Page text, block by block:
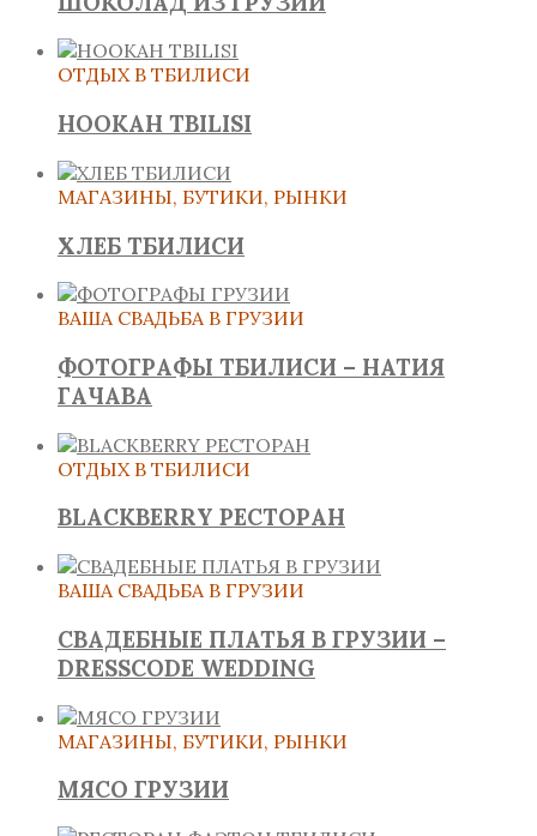
ОТДЫХ В ТБИЛИСИ
HOOKAH TBILISI
МАГАЗИНЫ, БУТИКИ, РЫНКИ
ХЛЕБ ТБИЛИСИ
ВАША СВАДЬБА В ГРУЗИИ
ФОТОГРАФЫ ТБИЛИСИ – НАТИЯ
ГАЧАВА
ОТДЫХ В ТБИЛИСИ
BLACKBERRY РЕСТОРАН
ВАША СВАДЬБА В ГРУЗИИ
СВАДЕБНЫЕ ПЛАТЬЯ В ГРУЗИИ –
DRESSCODE WEDDING
МАГАЗИНЫ, БУТИКИ, РЫНКИ
МЯСО ГРУЗИИ